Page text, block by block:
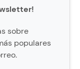
sobre
populares